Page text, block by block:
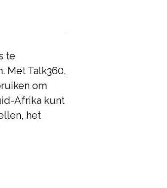
te
Met Talk360,
om
Afrika kunt
het